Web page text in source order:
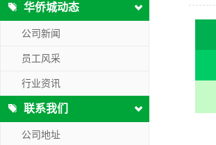
华侨城动态
公司新闻
员工风采
行业资讯
联系我们
公司地址